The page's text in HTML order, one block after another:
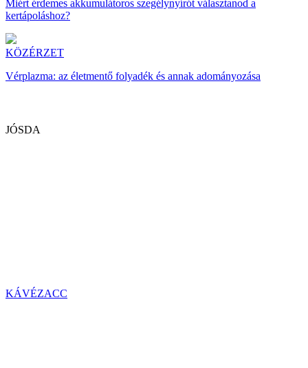
Miért érdemes akkumulátoros szegélynyírót választanod a
kertápoláshoz?
KÖZÉRZET
Vérplazma: az életmentő folyadék és annak adományozása
JÓSDA
KÁVÉZACC